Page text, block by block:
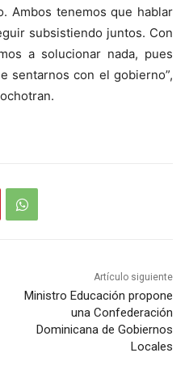
Ambos tenemos que hablar
subsistiendo juntos. Con
a solucionar nada, pues
sentarnos con el gobierno”,
Artículo siguiente
Ministro Educación propone
una Confederación
Dominicana de Gobiernos
Locales